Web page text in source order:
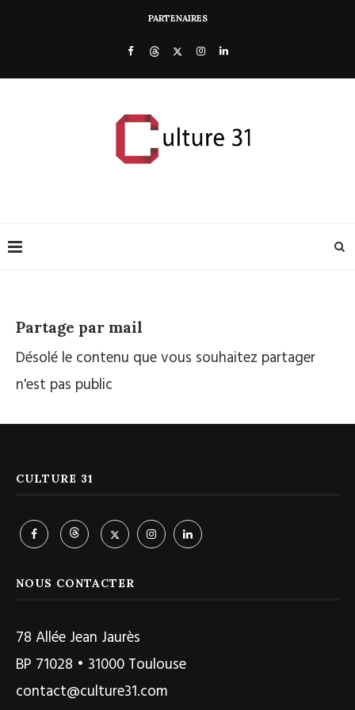
PARTENAIRES
Partage par mail
Désolé le contenu que vous souhaitez partager
n'est pas public
CULTURE 31
NOUS CONTACTER
78 Allée Jean Jaurès
BP 71028 • 31000 Toulouse
contact@culture31.com